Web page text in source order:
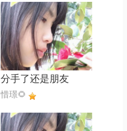
分手了还是朋友
惜璟🌻